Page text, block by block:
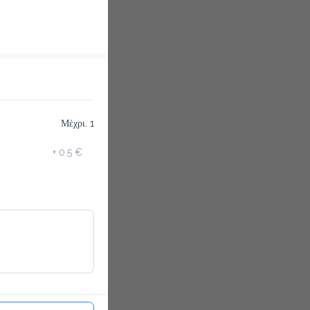
Μέχρι. 1
+ 0.5 €